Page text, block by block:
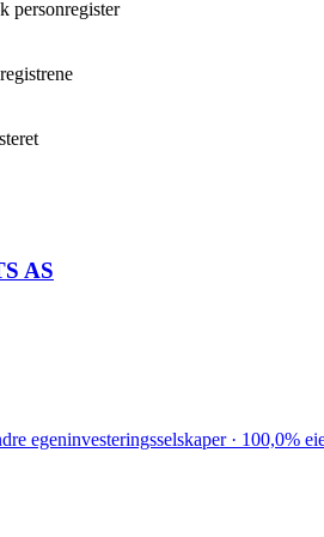
personregister
AS
egeninvesteringsselskaper · 100,0%